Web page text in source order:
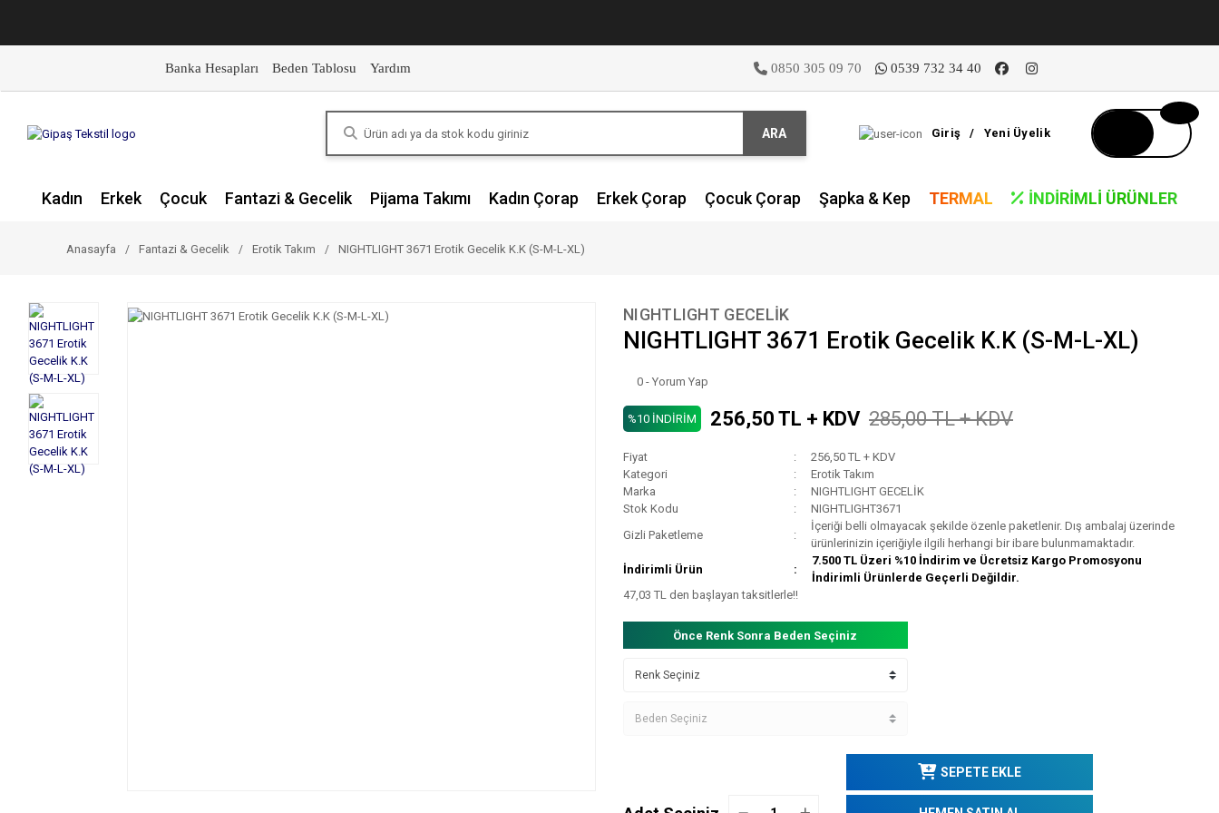
Banka Hesapları Beden Tablosu Yardım 0850 305 09 70 0539 732 34 40
ARA Giriş / Yeni Üyelik
Kadın Erkek Çocuk Fantazi & Gecelik Pijama Takımı Kadın Çorap Erkek Çorap Çocuk Çorap Şapka & Kep TERMAL İNDIRIMLI ÜRÜNLER
Anasayfa Fantazi & Gecelik Erotik Takım NIGHTLIGHT 3671 Erotik Gecelik K.K (S-M-L-XL)
NIGHTLIGHT GECELİK
NIGHTLIGHT 3671 Erotik Gecelik K.K (S-M-L-XL)
0 - Yorum Yap
%10 İNDİRİM 256,50 TL + KDV 285,00 TL + KDV
Fiyat
256,50 TL + KDV
Kategori
Erotik Takım
Marka
NIGHTLIGHT GECELİK
Stok Kodu
NIGHTLIGHT3671
Gizli Paketleme
İçeriği belli olmayacak şekilde özenle paketlenir. Dış ambalaj üzerinde
ürünlerinizin içeriğiyle ilgili herhangi bir ibare bulunmamaktadır.
İndirimli Ürün
7.500 TL Üzeri %10 İndirim ve Ücretsiz Kargo Promosyonu
İndirimli Ürünlerde Geçerli Değildir.
47,03 TL den başlayan taksitlerle!!
Önce Renk Sonra Beden Seçiniz
SEPETE EKLE